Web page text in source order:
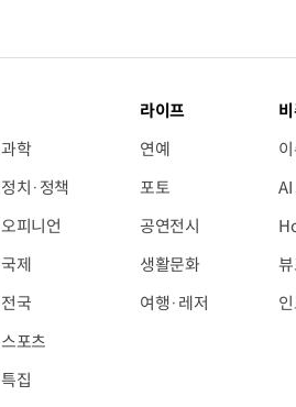
과학
정치·정책
오피니언
국제
전국
스포츠
특집
라이프
연예
포토
공연전시
생활문화
여행·레저